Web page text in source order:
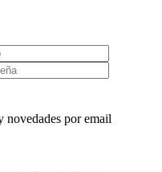
novedades por email